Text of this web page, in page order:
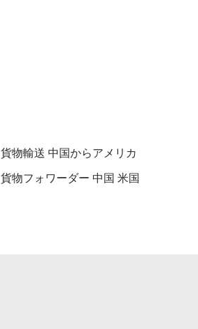
貨物輸送 中国からアメリカ
貨物フォワーダー 中国 米国